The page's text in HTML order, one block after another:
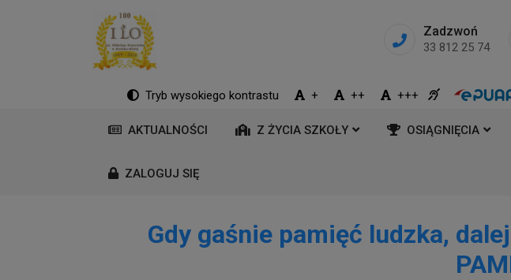
Zadzwoń
33 812 25 74
Tryb wysokiego kontrastu + ++ +++
AKTUALNOŚCI Z ŻYCIA SZKOŁY OSIĄGNIĘCIA
ZALOGUJ SIĘ
Gdy gaśnie pamięć ludzka,